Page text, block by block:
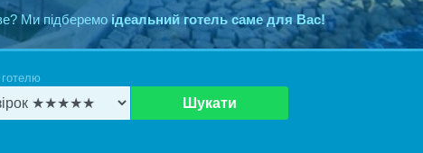
Ми підберемоідеальний готель саме для Вас!
Шукати